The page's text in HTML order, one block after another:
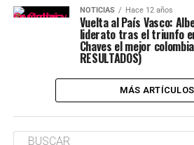
NOTICIAS Hace 12 años
Vuelta al País Vasco:
liderato tras el triunfo
Chaves el mejor
RESULTADOS)
MÁS ARTÍCULOS